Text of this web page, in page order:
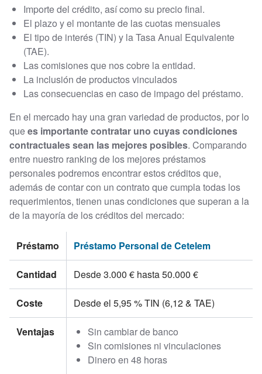
Importe del crédito, así como su precio final.
El plazo y el montante de las cuotas mensuales
El tipo de interés (TIN) y la Tasa Anual Equivalente
(TAE).
Las comisiones que nos cobre la entidad.
La inclusión de productos vinculados
Las consecuencias en caso de impago del préstamo.
En el mercado hay una gran variedad de productos, por lo
quees importante contratar uno cuyas condiciones
contractuales sean las mejores posibles. Comparando
entre nuestro ranking de los mejores préstamos
personales podremos encontrar estos créditos que,
además de contar con un contrato que cumpla todas los
requerimientos, tienen unas condiciones que superan a la
de la mayoría de los créditos del mercado:
Préstamo Préstamo Personal de Cetelem
Cantidad Desde 3.000 € hasta 50.000 €
Coste Desde el 5,95 % TIN (6,12 & TAE)
Ventajas
Sin cambiar de banco
Sin comisiones ni vinculaciones
Dinero en 48 horas